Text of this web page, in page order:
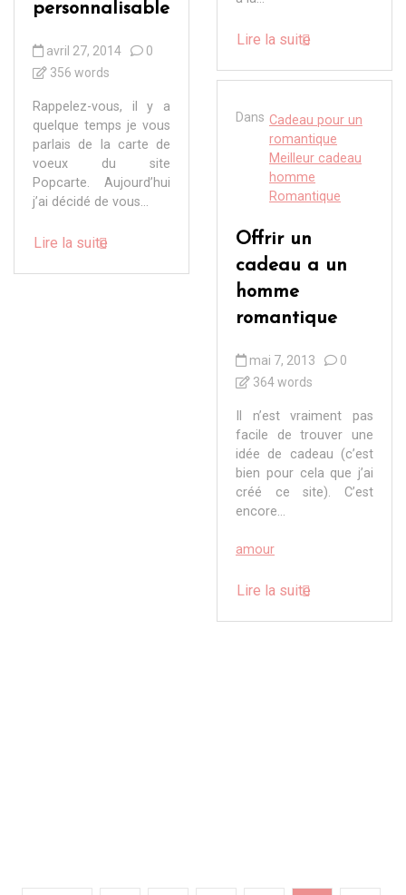
personnalisable
avril 27, 2014
0
356 words
Rappelez-vous, il y a
quelque temps je vous
parlais de la carte de
voeux du site
Popcarte. Aujourd’hui
j’ai décidé de vous...
Lire la suite
Lire la suite
Dans Cadeau pour un
romantique
Meilleur cadeau
homme
Romantique
Offrir un
cadeau a un
homme
romantique
mai 7, 2013
0
364 words
Il n’est vraiment pas
facile de trouver une
idée de cadeau (c’est
bien pour cela que j’ai
créé ce site). C’est
encore...
amour
Lire la suite